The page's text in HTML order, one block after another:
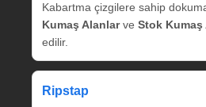
Kabartma çizgilere sahip
Kumaş Alanlarve Stok Kumaş
edilir.
Ripstap